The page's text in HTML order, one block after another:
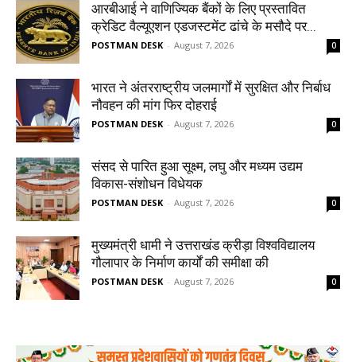
आरबीआई ने वाणिज्यिक बैंकों के लिए प्रस्तावित
क्रेडिट वैल्यूएशन एडजस्टमेंट ढांचे के मसौदे पर...
POSTMAN DESK - August 7, 2026 0
भारत ने अंतरराष्ट्रीय जलमार्गों में सुरक्षित और निर्बाध
नौवहन की मांग फिर दोहराई
POSTMAN DESK - August 7, 2026 0
संसद से पारित हुआ सूक्ष्म, लघु और मध्यम उद्यम
विकास-संशोधन विधेयक
POSTMAN DESK - August 7, 2026 0
मुख्यमंत्री धामी ने उत्तराखंड क्रीड़ा विश्वविद्यालय
गौलापार के निर्माण कार्यों की समीक्षा की
POSTMAN DESK - August 7, 2026 0